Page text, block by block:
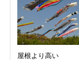
屋根より高い